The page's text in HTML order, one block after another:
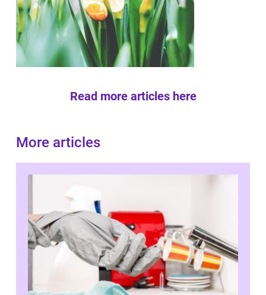
Read more articles here
More articles